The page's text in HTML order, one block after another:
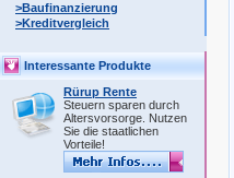
>Baufinanzierung
>Kreditvergleich
Interessante Produkte
Rürup Rente
Steuern sparen durch
Altersvorsorge. Nutzen
Sie die staatlichen
Vorteile!